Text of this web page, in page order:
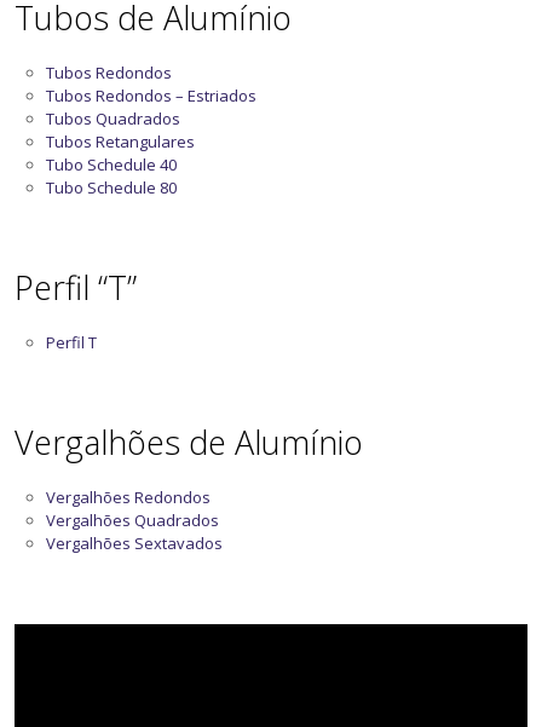
Tubos de Alumínio
Tubos Redondos
Tubos Redondos – Estriados
Tubos Quadrados
Tubos Retangulares
Tubo Schedule 40
Tubo Schedule 80
Perfil “T”
Perfil T
Vergalhões de Alumínio
Vergalhões Redondos
Vergalhões Quadrados
Vergalhões Sextavados